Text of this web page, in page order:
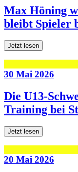
Max Höning
bleibt Spieler
Jetzt lesen
30 Mai 2026
Die U13-
Training bei
Jetzt lesen
20 Mai 2026